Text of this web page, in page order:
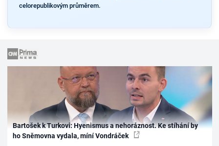
celorepublikovým průměrem.
Bartošek k Turkovi: Hyenismus a nehoráznost. Ke stíhání by
ho Sněmovna vydala, míní Vondráček